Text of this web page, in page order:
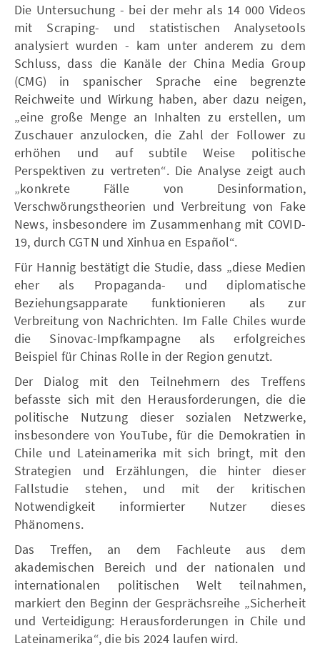
Die Untersuchung - bei der mehr als 14 000 Videos
mit Scraping- und statistischen Analysetools
analysiert wurden - kam unter anderem zu dem
Schluss, dass die Kanäle der China Media Group
(CMG) in spanischer Sprache eine begrenzte
Reichweite und Wirkung haben, aber dazu neigen,
„eine große Menge an Inhalten zu erstellen, um
Zuschauer anzulocken, die Zahl der Follower zu
erhöhen und auf subtile Weise politische
Perspektiven zu vertreten“. Die Analyse zeigt auch
„konkrete Fälle von Desinformation,
Verschwörungstheorien und Verbreitung von Fake
News, insbesondere im Zusammenhang mit COVID-
19, durch CGTN und Xinhua en Español“.
Für Hannig bestätigt die Studie, dass „diese Medien
eher als Propaganda- und diplomatische
Beziehungsapparate funktionieren als zur
Verbreitung von Nachrichten. Im Falle Chiles wurde
die Sinovac-Impfkampagne als erfolgreiches
Beispiel für Chinas Rolle in der Region genutzt.
Der Dialog mit den Teilnehmern des Treffens
befasste sich mit den Herausforderungen, die die
politische Nutzung dieser sozialen Netzwerke,
insbesondere von YouTube, für die Demokratien in
Chile und Lateinamerika mit sich bringt, mit den
Strategien und Erzählungen, die hinter dieser
Fallstudie stehen, und mit der kritischen
Notwendigkeit informierter Nutzer dieses
Phänomens.
Das Treffen, an dem Fachleute aus dem
akademischen Bereich und der nationalen und
internationalen politischen Welt teilnahmen,
markiert den Beginn der Gesprächsreihe „Sicherheit
und Verteidigung: Herausforderungen in Chile und
Lateinamerika“, die bis 2024 laufen wird.